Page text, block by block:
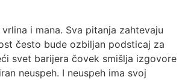
i mana. Sva pitanja zahtevaju
često bude ozbiljan podsticaj za
svet barijera čovek smišlja izgovore
neuspeh. I neuspeh ima svoj